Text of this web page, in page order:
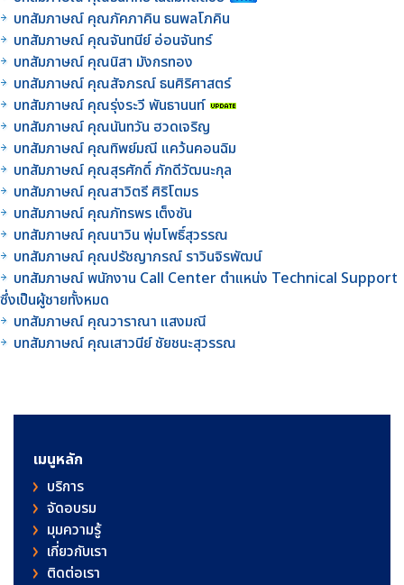
บทสัมภาษณ์ คุณภัคภาคิน ธนพลโภคิน
บทสัมภาษณ์ คุณจันทนีย์ อ่อนจันทร์
บทสัมภาษณ์ คุณนิสา มังกรทอง
บทสัมภาษณ์ คุณสัจภรณ์ ธนศิริศาสตร์
บทสัมภาษณ์ คุณรุ่งระวี พันธานนท์
บทสัมภาษณ์ คุณนันทวัน ฮวดเจริญ
บทสัมภาษณ์ คุณทิพย์มณี แคว้นคอนฉิม
บทสัมภาษณ์ คุณสุรศักดิ์ ภักดีวัฒนะกุล
บทสัมภาษณ์ คุณสาวิตรี ศิริโตมร
บทสัมภาษณ์ คุณภัทรพร เต็งซัน
บทสัมภาษณ์ คุณนาวิน พุ่มโพธิ์สุวรรณ
บทสัมภาษณ์ คุณปรัชญาภรณ์ ราวินจิรพัฒน์
บทสัมภาษณ์ พนักงาน Call Center ตำแหน่ง Technical Support
ซึ่งเป็นผู้ชายทั้งหมด
บทสัมภาษณ์ คุณวาราณา แสงมณี
บทสัมภาษณ์ คุณเสาวนีย์ ชัยชนะสุวรรณ
เมนูหลัก
บริการ
จัดอบรม
มุมความรู้
เกี่ยวกับเรา
ติดต่อเรา